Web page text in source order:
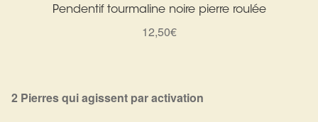
Pendentif tourmaline noire pierre roulée
12,50€
2 Pierres qui agissent par activation